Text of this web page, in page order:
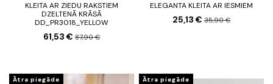
KLEITA AR ZIEDU RAKSTIEM
DZELTENĀ KRĀSĀ
DD_PR3018_YELLOW
61,53 € 87,90 €
ELEGANTA KLEITA AR IESMIEM
25,13 € 35,90 €
Ātra piegāde
Ātra piegāde